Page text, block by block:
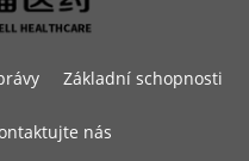
Základní schopnosti
nás